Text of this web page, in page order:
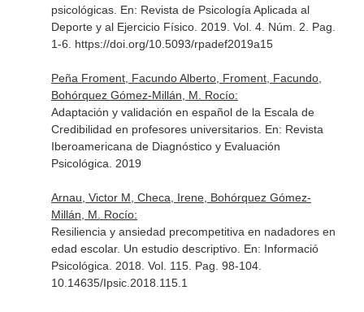
psicológicas. En: Revista de Psicología Aplicada al
Deporte y al Ejercicio Físico. 2019. Vol. 4. Núm. 2. Pag.
1-6. https://doi.org/10.5093/rpadef2019a15
Peña Froment, Facundo Alberto, Froment, Facundo,
Bohórquez Gómez-Millán, M. Rocío:
Adaptación y validación en español de la Escala de
Credibilidad en profesores universitarios. En: Revista
Iberoamericana de Diagnóstico y Evaluación
Psicológica . 2019
Arnau, Victor M, Checa, Irene, Bohórquez Gómez-
Millán, M. Rocío:
Resiliencia y ansiedad precompetitiva en nadadores en
edad escolar. Un estudio descriptivo. En: Informació
Psicológica . 2018. Vol. 115. Pag. 98-104.
10.14635/Ipsic.2018.115.1